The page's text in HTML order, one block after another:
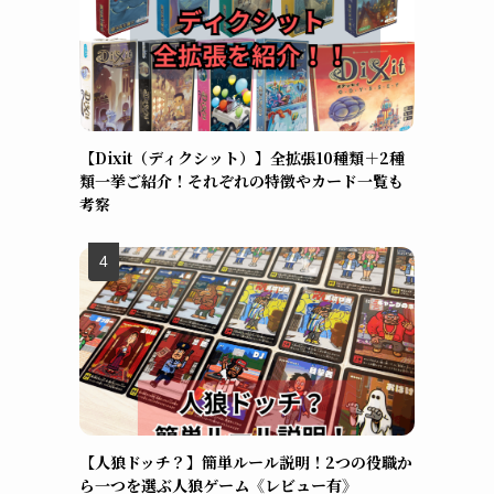
【Dixit（ディクシット）】全拡張10種類＋2種
類一挙ご紹介！それぞれの特徴やカード一覧も
考察
【人狼ドッチ？】簡単ルール説明！2つの役職か
ら一つを選ぶ人狼ゲーム《レビュー有》